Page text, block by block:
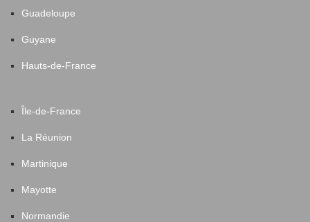
Guadeloupe
Guyane
Hauts-de-France
Île-de-France
La Réunion
Martinique
Mayotte
Normandie